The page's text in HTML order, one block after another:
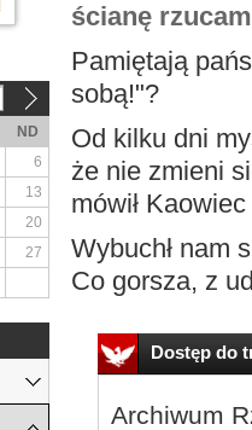
ścianę
Pamiętają
sobą!"?
Od kilku dni
że nie zmieni
mówił
Wybuchł nam
Co gorsza, z
Dostęp do
Archiwum
ND
6
13
20
27